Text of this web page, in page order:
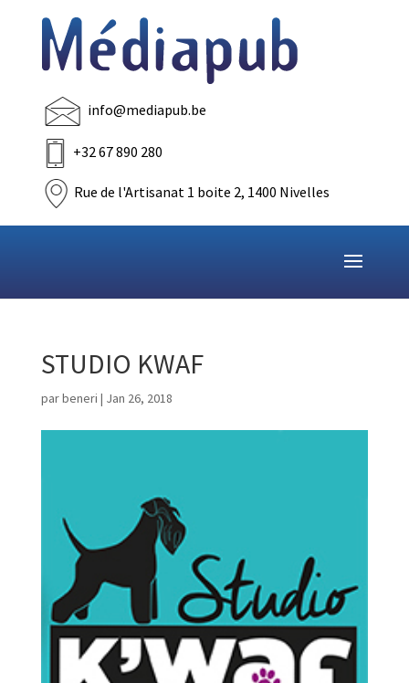
info@mediapub.be
+32 67 890 280
Rue de l'Artisanat 1 boite 2, 1400 Nivelles
STUDIO KWAF
parbeneri | Jan 26, 2018